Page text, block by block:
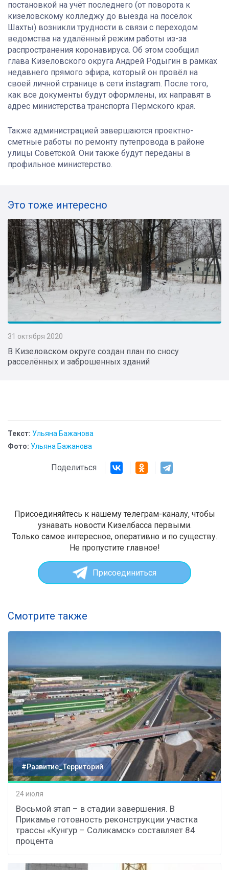
постановкой на учёт последнего (от поворота к
кизеловскому колледжу до выезда на посёлок
Шахты) возникли трудности в связи с переходом
ведомства на удалённый режим работы из-за
распространения коронавируса. Об этом сообщил
глава Кизеловского округа Андрей Родыгин в рамках
недавнего прямого эфира, который он провёл на
своей личной странице в сети instagram. После того,
как все документы будут оформлены, их направят в
адрес министерства транспорта Пермского края.
Также администрацией завершаются проектно-
сметные работы по ремонту путепровода в районе
улицы Советской. Они также будут переданы в
профильное министерство.
Это тоже интересно
31 октября 2020
В Кизеловском округе создан план по сносу
расселённых и заброшенных зданий
Текст: Ульяна Бажанова
Фото: Ульяна Бажанова
Поделиться
Присоединяйтесь к нашему телеграм-каналу, чтобы
узнавать новости Кизелбасса первыми.
Только самое интересное, оперативно и по существу.
Не пропустите главное!
Присоединиться
Смотрите также
#Развитие_Территорий
24 июля
Восьмой этап – в стадии завершения. В
Прикамье готовность реконструкции участка
трассы «Кунгур – Соликамск» составляет 84
процента